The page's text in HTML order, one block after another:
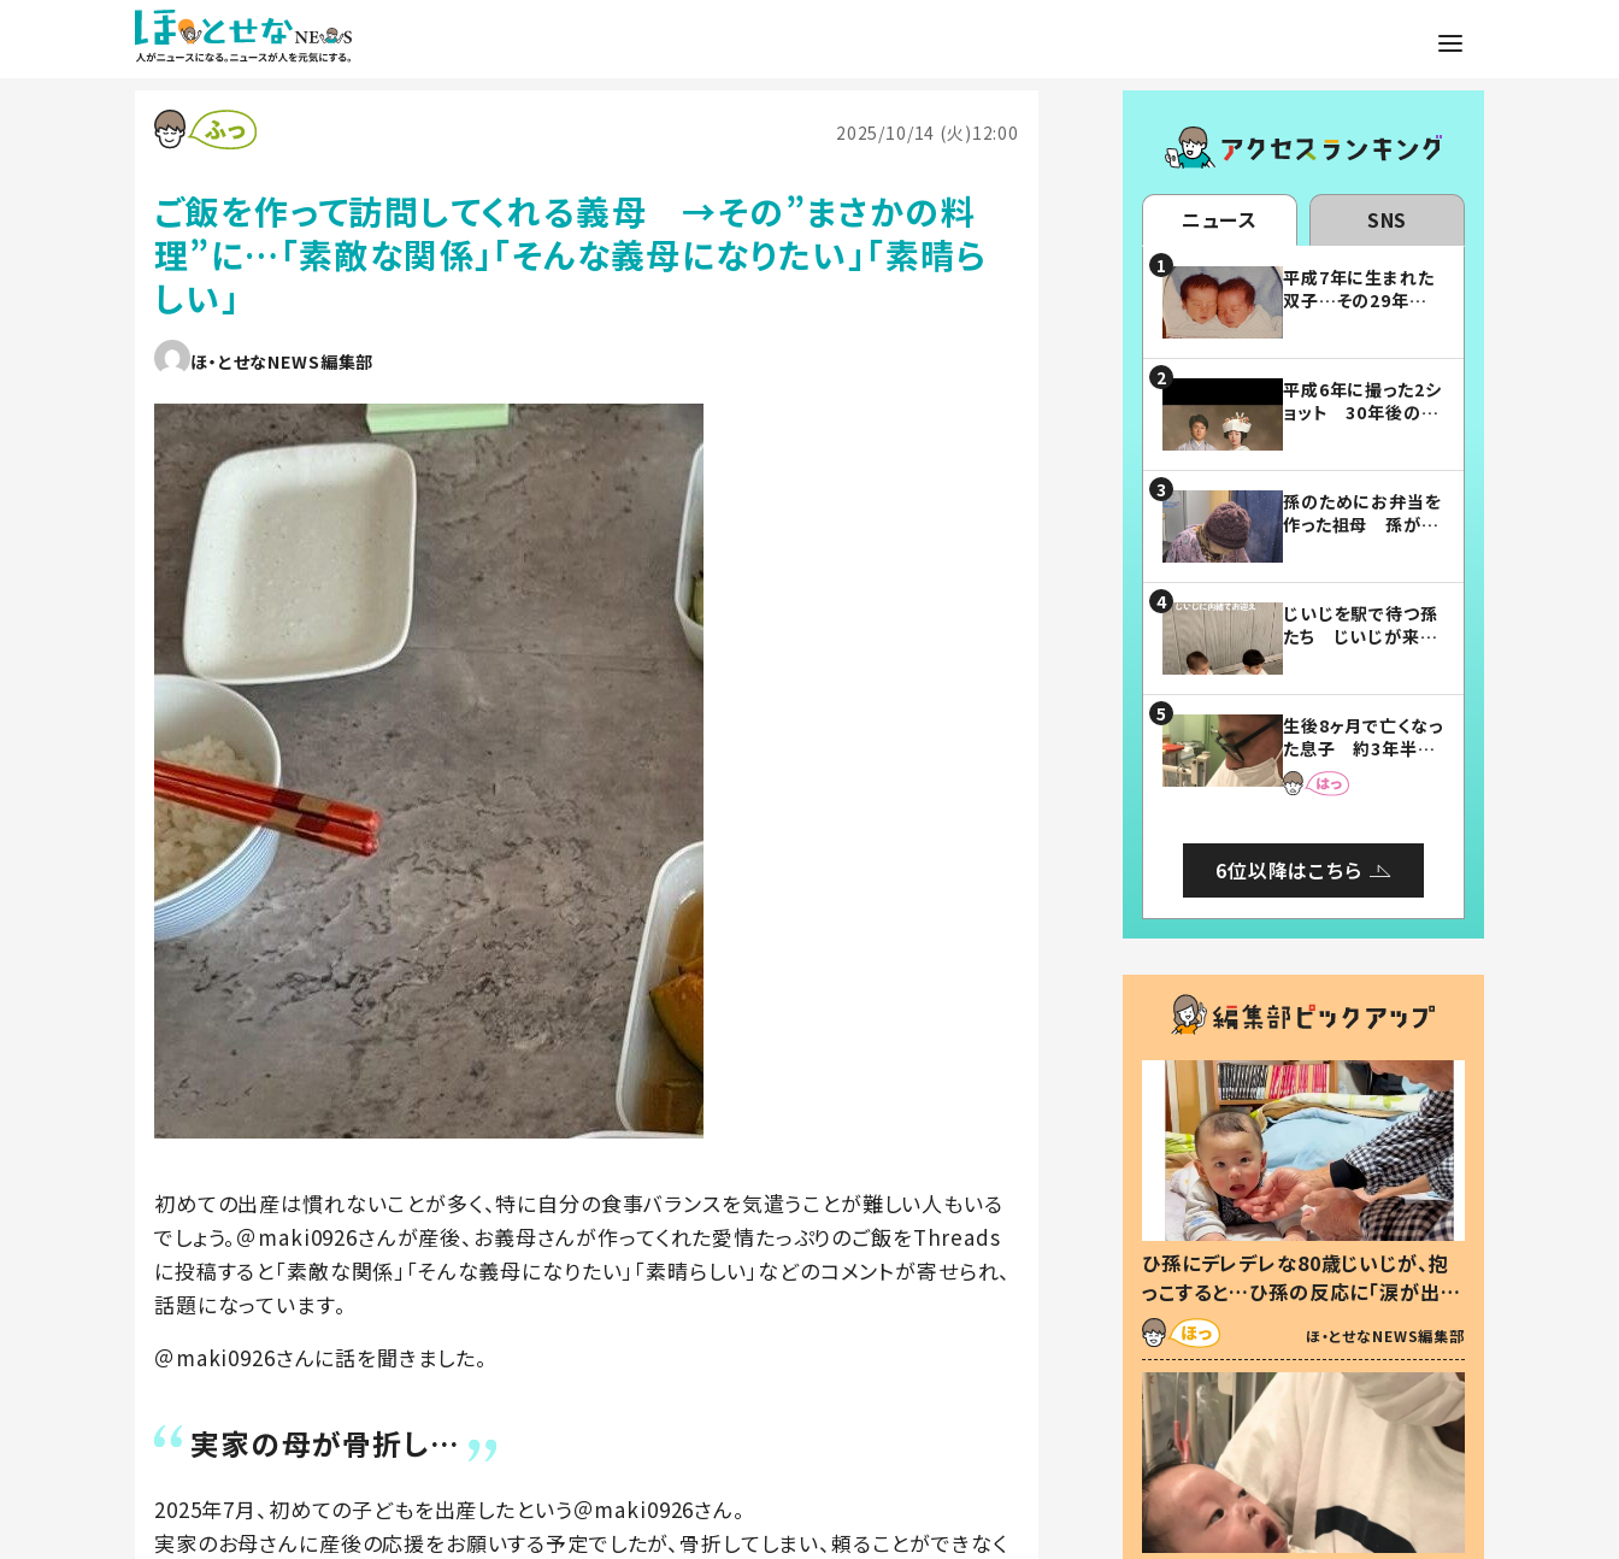
2025/10/14 (火)12:00
ご飯を作って訪問してくれる義母 →その”まさかの料
理”に…「素敵な関係」「そんな義母になりたい」「素晴ら
しい」
ほ・とせなNEWS編集部
初めての出産は慣れないことが多く、特に自分の食事バランスを気遣うことが難しい人もいる
でしょう。＠maki0926さんが産後、お義母さんが作ってくれた愛情たっぷりのご飯をThreads
に投稿すると「素敵な関係」「そんな義母になりたい」「素晴らしい」などのコメントが寄せられ、
話題になっています。
＠maki0926さんに話を聞きました。
実家の母が骨折し…
2025年7月、初めての子どもを出産したという＠maki0926さん。
実家のお母さんに産後の応援をお願いする予定でしたが、骨折してしまい、頼ることができなく
ニュース SNS
平成7年に生まれた
双子…その29年後
平成6年に撮った2シ
ョット 30年後の姿
孫のためにお弁当を
作った祖母 孫が絶
じいじを駅で待つ孫
たち じいじが来た
まらない」「幸せにな
れる」
生後8ヶ月で亡くなっ
た息子 約3年半
後、当時の妻の日記
に書いてあった本音
6位以降はこちら
ひ孫にデレデレな80歳じいじが、抱
っこすると…ひ孫の反応に「涙が出ま
した」「可愛くて仕方ない」
ほ・とせなNEWS編集部